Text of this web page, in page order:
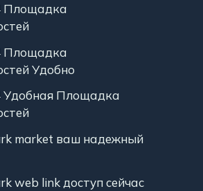
Площадка
Площадка
Удобно
Удобная Площадка
market ваш надежный
web link доступ сейчас